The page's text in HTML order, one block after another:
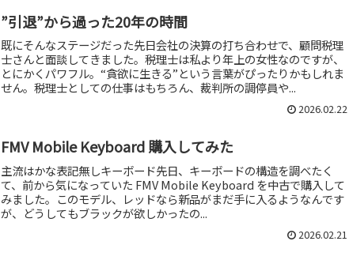
”引退”から過った20年の時間
既にそんなステージだった先日会社の決算の打ち合わせで、顧問税理
士さんと面談してきました。税理士は私より年上の女性なのですが、
とにかくパワフル。“貪欲に生きる”という言葉がぴったりかもしれま
せん。税理士としての仕事はもちろん、裁判所の調停員や...
2026.02.22
FMV Mobile Keyboard 購入してみた
主流はかな表記無しキーボード先日、キーボードの構造を調べたく
て、前から気になっていた FMV Mobile Keyboard を中古で購入して
みました。このモデル、レッドなら新品がまだ手に入るようなんです
が、どうしてもブラックが欲しかったの...
2026.02.21